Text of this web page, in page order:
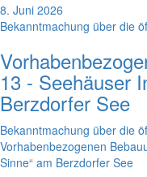
8. Juni 2026
Bekanntmachung über die
13 - Seehäuser
Berzdorfer See
Bekanntmachung über die
Vorhabenbezogenen
Sinne“ am Berzdorfer See